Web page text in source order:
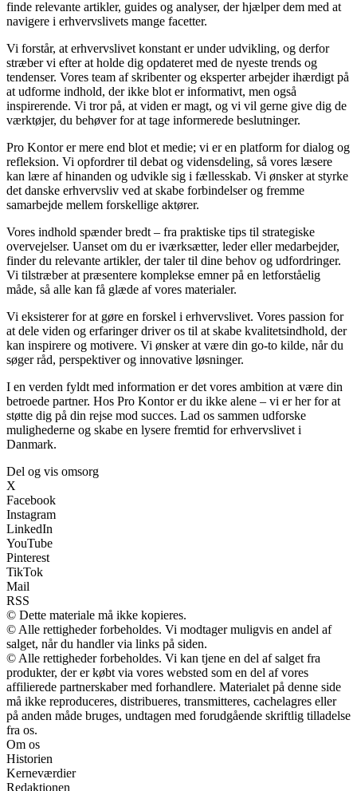
finde relevante artikler, guides og analyser, der hjælper dem med at
navigere i erhvervslivets mange facetter.
Vi forstår, at erhvervslivet konstant er under udvikling, og derfor
stræber vi efter at holde dig opdateret med de nyeste trends og
tendenser. Vores team af skribenter og eksperter arbejder ihærdigt på
at udforme indhold, der ikke blot er informativt, men også
inspirerende. Vi tror på, at viden er magt, og vi vil gerne give dig de
værktøjer, du behøver for at tage informerede beslutninger.
Pro Kontor er mere end blot et medie; vi er en platform for dialog og
refleksion. Vi opfordrer til debat og vidensdeling, så vores læsere
kan lære af hinanden og udvikle sig i fællesskab. Vi ønsker at styrke
det danske erhvervsliv ved at skabe forbindelser og fremme
samarbejde mellem forskellige aktører.
Vores indhold spænder bredt – fra praktiske tips til strategiske
overvejelser. Uanset om du er iværksætter, leder eller medarbejder,
finder du relevante artikler, der taler til dine behov og udfordringer.
Vi tilstræber at præsentere komplekse emner på en letforståelig
måde, så alle kan få glæde af vores materialer.
Vi eksisterer for at gøre en forskel i erhvervslivet. Vores passion for
at dele viden og erfaringer driver os til at skabe kvalitetsindhold, der
kan inspirere og motivere. Vi ønsker at være din go-to kilde, når du
søger råd, perspektiver og innovative løsninger.
I en verden fyldt med information er det vores ambition at være din
betroede partner. Hos Pro Kontor er du ikke alene – vi er her for at
støtte dig på din rejse mod succes. Lad os sammen udforske
mulighederne og skabe en lysere fremtid for erhvervslivet i
Danmark.
Del og vis omsorg
X
Facebook
Instagram
LinkedIn
YouTube
Pinterest
TikTok
Mail
RSS
© Dette materiale må ikke kopieres.
© Alle rettigheder forbeholdes. Vi modtager muligvis en andel af
salget, når du handler via links på siden.
© Alle rettigheder forbeholdes. Vi kan tjene en del af salget fra
produkter, der er købt via vores websted som en del af vores
affilierede partnerskaber med forhandlere. Materialet på denne side
må ikke reproduceres, distribueres, transmitteres, cachelagres eller
på anden måde bruges, undtagen med forudgående skriftlig tilladelse
fra os.
Om os
Historien
Kerneværdier
Redaktionen